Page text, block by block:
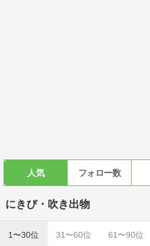
人気 フォロー数
にきび・吹き出物
1〜30位 31〜60位 61〜90位